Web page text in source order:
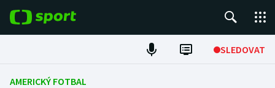
SLEDOVAT
Fotbal
AMERICKÝ FOTBAL